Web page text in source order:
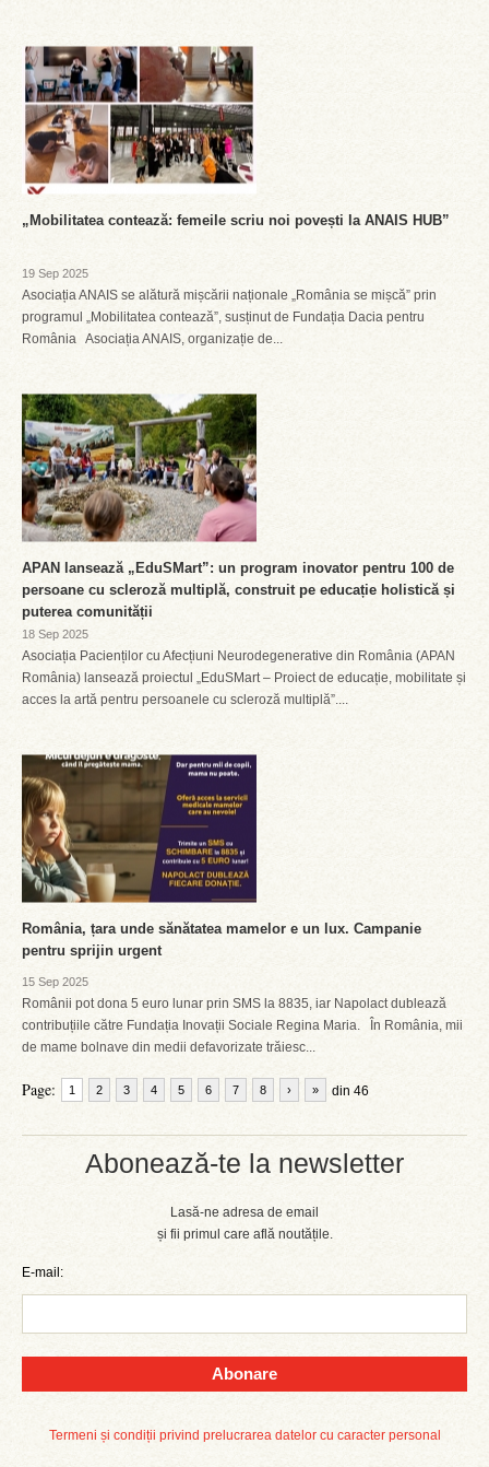
Abonează-te la newsletter
Lasă-ne adresa de email
și fii primul care află noutățile.
E-mail:
Abonare
Termeni și condiții privind prelucrarea datelor cu caracter personal
„Mobilitatea contează: femeile scriu noi povești la ANAIS HUB”
19 Sep 2025
Asociația ANAIS se alătură mișcării naționale „România se mișcă” prin
programul „Mobilitatea contează”, susținut de Fundația Dacia pentru
România Asociația ANAIS, organizație de...
APAN lansează „EduSMart”: un program inovator pentru 100 de
persoane cu scleroză multiplă, construit pe educație holistică și
puterea comunității
18 Sep 2025
Asociația Pacienților cu Afecțiuni Neurodegenerative din România (APAN
România) lansează proiectul „EduSMart – Proiect de educație, mobilitate și
acces la artă pentru persoanele cu scleroză multiplă”....
România, țara unde sănătatea mamelor e un lux. Campanie
pentru sprijin urgent
15 Sep 2025
Românii pot dona 5 euro lunar prin SMS la 8835, iar Napolact dublează
contribuțiile către Fundația Inovații Sociale Regina Maria. În România, mii
de mame bolnave din medii defavorizate trăiesc...
Page: 1 2 3 4 5 6 7 8 din 46
› »